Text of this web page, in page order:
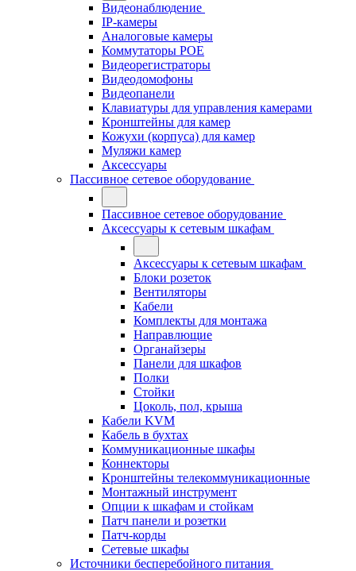
Видеонаблюдение
IP-камеры
Аналоговые камеры
Коммутаторы POE
Видеорегистраторы
Видеодомофоны
Видеопанели
Клавиатуры для управления камерами
Кронштейны для камер
Кожухи (корпуса) для камер
Муляжи камер
Аксессуары
Пассивное сетевое оборудование
Пассивное сетевое оборудование
Аксессуары к сетевым шкафам
Аксессуары к сетевым шкафам
Блоки розеток
Вентиляторы
Кабели
Комплекты для монтажа
Направлющие
Органайзеры
Панели для шкафов
Полки
Стойки
Цоколь, пол, крыша
Кабели KVM
Кабель в бухтах
Коммуникационные шкафы
Коннекторы
Кронштейны телекоммуникационные
Монтажный инструмент
Опции к шкафам и стойкам
Патч панели и розетки
Патч-корды
Сетевые шкафы
Источники бесперебойного питания